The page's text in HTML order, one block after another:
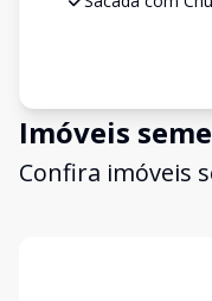
Imóveis
Confira imóveis